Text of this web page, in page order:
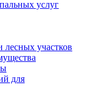
услуг
участков
для